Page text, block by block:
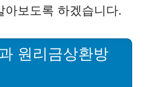
아보도록 하겠습니다.
원리금상환방